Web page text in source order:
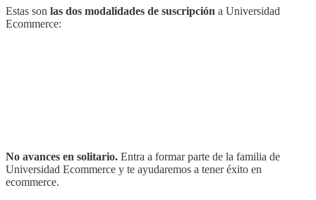
Estas son las dos modalidades de suscripción a Universidad
Ecommerce:
No avances en solitario. Entra a formar parte de la familia de
Universidad Ecommerce y te ayudaremos a tener éxito en
ecommerce.